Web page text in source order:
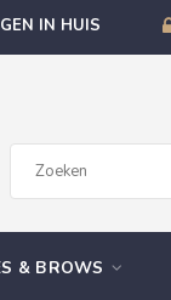
IN HUIS
& BROWS